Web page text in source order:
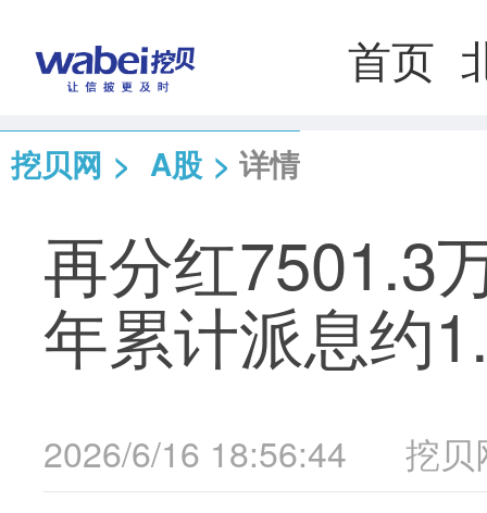
首页
挖贝网 > A股 > 详情
再分红7501.3
年累计派息约
2026/6/16 18:56:44 挖贝